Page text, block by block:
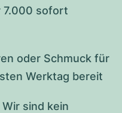
7.000 sofort
oder Schmuck für
Werktag bereit
sind kein